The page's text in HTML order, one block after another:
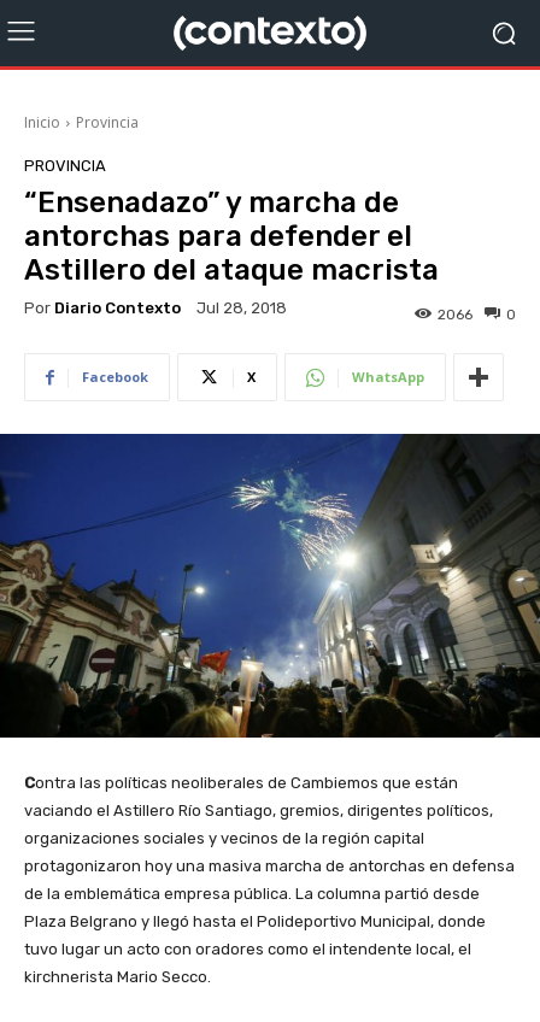
Inicio Provincia
PROVINCIA
“Ensenadazo” y marcha de
antorchas para defender el
Astillero del ataque macrista
Por Diario Contexto Jul 28, 2018 0
2066
Facebook X WhatsApp
Contra las políticas neoliberales de Cambiemos que están
vaciando el Astillero Río Santiago, gremios, dirigentes políticos,
organizaciones sociales y vecinos de la región capital
protagonizaron hoy una masiva marcha de antorchas en defensa
de la emblemática empresa pública. La columna partió desde
Plaza Belgrano y llegó hasta el Polideportivo Municipal, donde
tuvo lugar un acto con oradores como el intendente local, el
kirchnerista Mario Secco.